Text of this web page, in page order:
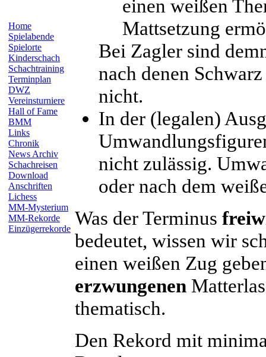
Home
Spielabende
Spielorte
Kinderschach
Schachtraining
Terminplan
DWZ
Vereinsturniere
Hall of Fame
BMM
Links
Chronik
News Archiv
Schachreisen
Download
Anschriften
Lichess
MM-Mysterium
MM-Rekorde
Einzügerrekorde
einen weißen
Mattsetzung
Bei Zagler sind
nach denen
nicht.
In der (legalen)
nicht zulässig.
oder nach dem
Was der Terminus
bedeutet, wissen wir
einen weißen Zug
erzwungenen
thematisch.
Den Rekord mit